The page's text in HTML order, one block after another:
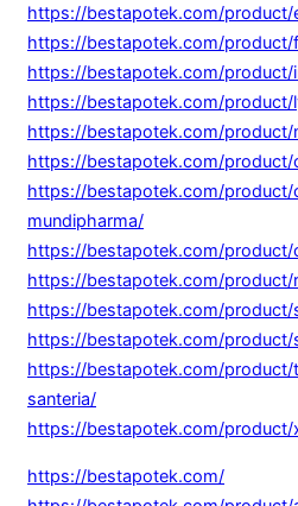
https://bestapotek.com/product/
https://bestapotek.com/product/
https://bestapotek.com/
https://bestapotek.com/product/
https://bestapotek.com/product/
https://bestapotek.com/product/
https://bestapotek.com/
mundipharma/
https://bestapotek.com/product/
https://bestapotek.com/product/
https://bestapotek.com/product/
https://bestapotek.com/product/
https://bestapotek.com/
santeria/
https://bestapotek.com/product/
https://bestapotek.com/